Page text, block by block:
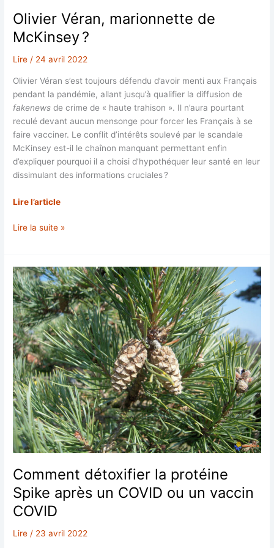
Olivier Véran, marionnette de
McKinsey ?
Lire / 24 avril 2022
Olivier Véran s’est toujours défendu d’avoir menti aux Français
pendant la pandémie, allant jusqu’à qualifier la diffusion de
fakenews de crime de « haute trahison ». Il n’aura pourtant
reculé devant aucun mensonge pour forcer les Français à se
faire vacciner. Le conflit d’intérêts soulevé par le scandale
McKinsey est-il le chaînon manquant permettant enfin
d’expliquer pourquoi il a choisi d’hypothéquer leur santé en leur
dissimulant des informations cruciales ?
Lire l’article
Olivier
de
McKinsey ?
Lire la suite »
Comment détoxifier la protéine
Spike après un COVID ou un vaccin
COVID
Lire / 23 avril 2022